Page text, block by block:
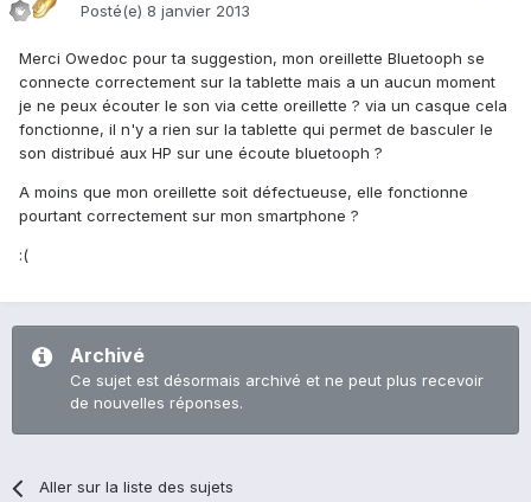
Posté(e) 8 janvier 2013
Merci Owedoc pour ta suggestion, mon oreillette Bluetooph se
connecte correctement sur la tablette mais a un aucun moment
je ne peux écouter le son via cette oreillette ? via un casque cela
fonctionne, il n'y a rien sur la tablette qui permet de basculer le
son distribué aux HP sur une écoute bluetooph ?
A moins que mon oreillette soit défectueuse, elle fonctionne
pourtant correctement sur mon smartphone ?
:(
Archivé
Ce sujet est désormais archivé et ne peut plus recevoir
de nouvelles réponses.
Aller sur la liste des sujets